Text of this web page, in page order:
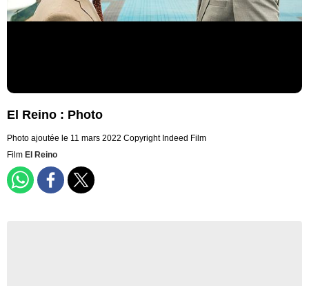
El Reino : Photo
Photo ajoutée le 11 mars 2022 Copyright Indeed Film
Film El Reino